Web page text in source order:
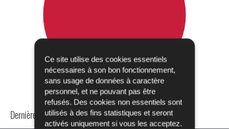
Ce site utilise des cookies essentiels
nécessaires à son bon fonctionnement,
sans usage de données à caractère
personnel, et ne pouvant pas être
refusés. Des cookies non essentiels sont
utilisés à des fins statistiques et seront
activés uniquement si vous les acceptez.
Dernière mise à jour24/04/2024